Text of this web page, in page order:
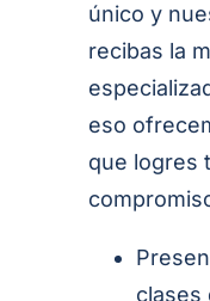
único y
recibas la
eso
que logres
clases